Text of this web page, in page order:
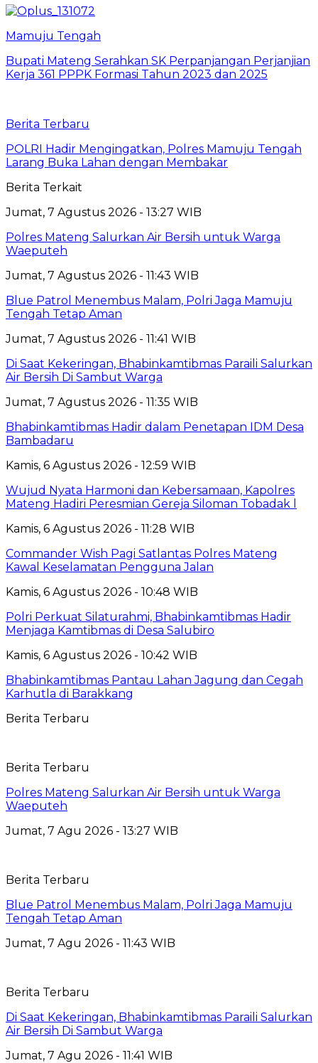
Mamuju Tengah
Bupati Mateng Serahkan SK Perpanjangan Perjanjian
Kerja 361 PPPK Formasi Tahun 2023 dan 2025
Berita Terbaru
POLRI Hadir Mengingatkan, Polres Mamuju Tengah
Larang Buka Lahan dengan Membakar
Berita Terkait
Jumat, 7 Agustus 2026 - 13:27 WIB
Polres Mateng Salurkan Air Bersih untuk Warga
Waeputeh
Jumat, 7 Agustus 2026 - 11:43 WIB
Blue Patrol Menembus Malam, Polri Jaga Mamuju
Tengah Tetap Aman
Jumat, 7 Agustus 2026 - 11:41 WIB
Di Saat Kekeringan, Bhabinkamtibmas Paraili Salurkan
Air Bersih Di Sambut Warga
Jumat, 7 Agustus 2026 - 11:35 WIB
Bhabinkamtibmas Hadir dalam Penetapan IDM Desa
Bambadaru
Kamis, 6 Agustus 2026 - 12:59 WIB
Wujud Nyata Harmoni dan Kebersamaan, Kapolres
Mateng Hadiri Peresmian Gereja Siloman Tobadak l
Kamis, 6 Agustus 2026 - 11:28 WIB
Commander Wish Pagi Satlantas Polres Mateng
Kawal Keselamatan Pengguna Jalan
Kamis, 6 Agustus 2026 - 10:48 WIB
Polri Perkuat Silaturahmi, Bhabinkamtibmas Hadir
Menjaga Kamtibmas di Desa Salubiro
Kamis, 6 Agustus 2026 - 10:42 WIB
Bhabinkamtibmas Pantau Lahan Jagung dan Cegah
Karhutla di Barakkang
Berita Terbaru
Berita Terbaru
Polres Mateng Salurkan Air Bersih untuk Warga
Waeputeh
Jumat, 7 Agu 2026 - 13:27 WIB
Berita Terbaru
Blue Patrol Menembus Malam, Polri Jaga Mamuju
Tengah Tetap Aman
Jumat, 7 Agu 2026 - 11:43 WIB
Berita Terbaru
Di Saat Kekeringan, Bhabinkamtibmas Paraili Salurkan
Air Bersih Di Sambut Warga
Jumat, 7 Agu 2026 - 11:41 WIB